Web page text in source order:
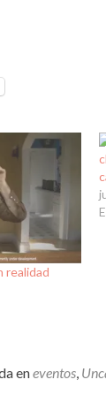
realidad
eneventos,